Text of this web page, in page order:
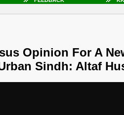
Opinion For A
Sindh: Altaf